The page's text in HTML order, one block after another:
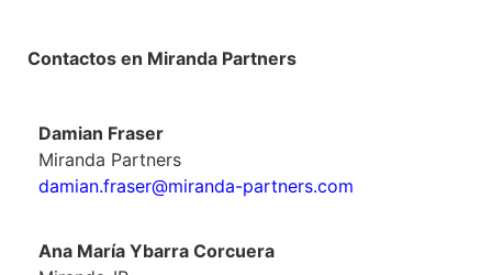
Contactos en Miranda Partners
Damian Fraser
Miranda Partners
damian.fraser@miranda-partners.com
Ana María Ybarra Corcuera